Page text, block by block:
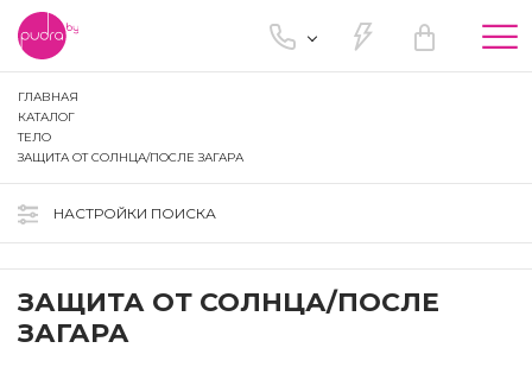
ГЛАВНАЯ
КАТАЛОГ
ТЕЛО
ЗАЩИТА ОТ СОЛНЦА/ПОСЛЕ ЗАГАРА
НАСТРОЙКИ ПОИСКА
ЗАЩИТА ОТ СОЛНЦА/ПОСЛЕ
ЗАГАРА